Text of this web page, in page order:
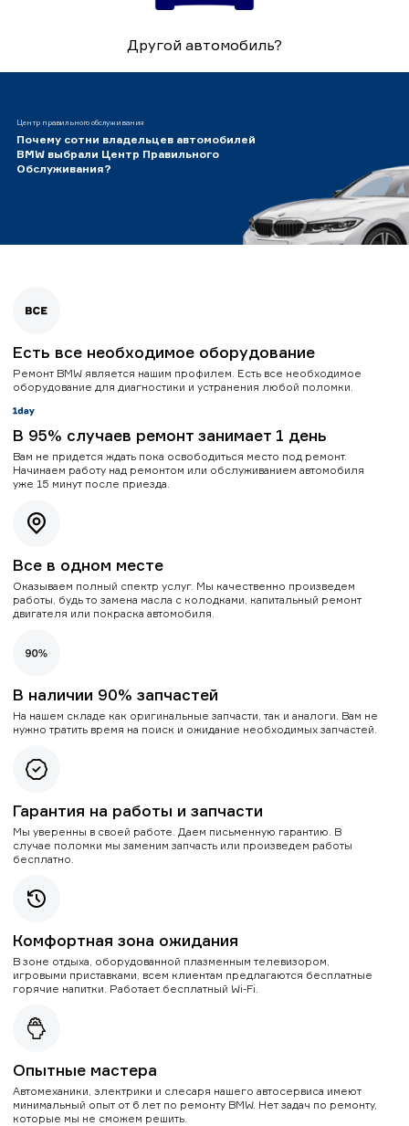
Другой автомобиль?
Центр правильного обслуживания
Почему сотни владельцев автомобилей
BMW выбрали Центр Правильного
Обслуживания?
Есть все необходимое оборудование
Ремонт BMW является нашим профилем. Есть все необходимое
оборудование для диагностики и устранения любой поломки.
В 95% случаев ремонт занимает 1 день
Вам не придется ждать пока освободиться место под ремонт.
Начинаем работу над ремонтом или обслуживанием автомобиля
уже 15 минут после приезда.
Все в одном месте
Оказываем полный спектр услуг. Мы качественно произведем
работы, будь то замена масла с колодками, капитальный ремонт
двигателя или покраска автомобиля.
В наличии 90% запчастей
На нашем складе как оригинальные запчасти, так и аналоги. Вам не
нужно тратить время на поиск и ожидание необходимых запчастей.
Гарантия на работы и запчасти
Мы уверенны в своей работе. Даем письменную гарантию. В
случае поломки мы заменим запчасть или произведем работы
бесплатно.
Комфортная зона ожидания
В зоне отдыха, оборудованной плазменным телевизором,
игровыми приставками, всем клиентам предлагаются бесплатные
горячие напитки. Работает бесплатный Wi-Fi.
Опытные мастера
Автомеханики, электрики и слесаря нашего автосервиса имеют
минимальный опыт от 6 лет по ремонту BMW. Нет задач по ремонту,
которые мы не сможем решить.